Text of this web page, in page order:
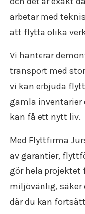
arbetar med
att flytta olika
Vi hanterar
transport med
vi kan erbjuda
gamla inventarier
kan få ett nytt liv.
Med Flyttfirma
av garantier,
gör hela projektet
miljövänlig,
där du kan